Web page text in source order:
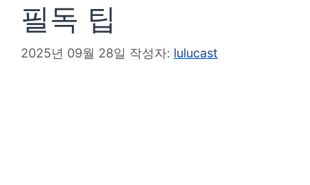
필독 팁
2025년 09월 28일 작성자: lulucast